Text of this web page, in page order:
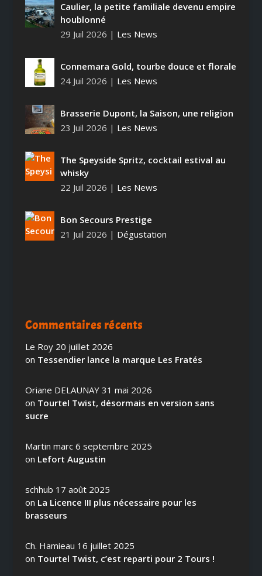
Caulier, la petite familiale devenu empire
houblonné
29 Juil 2026 | Les News
Connemara Gold, tourbe douce et florale
24 Juil 2026 | Les News
Brasserie Dupont, la Saison, une religion
23 Juil 2026 | Les News
The Speyside Spritz, cocktail estival au
whisky
22 Juil 2026 | Les News
Bon Secours Prestige
21 Juil 2026 | Dégustation
Commentaires récents
Le Roy 20 juillet 2026
on Tessendier lance la marque Les Fratés
Oriane DELAUNAY 31 mai 2026
on Tourtel Twist, désormais en version sans
sucre
Martin marc 6 septembre 2025
on Lefort Augustin
schhub 17 août 2025
on La Licence III plus nécessaire pour les
brasseurs
Ch. Hamieau 16 juillet 2025
on Tourtel Twist, c’est reparti pour 2 Tours !